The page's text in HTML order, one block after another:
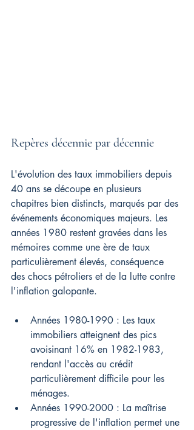
Repères décennie par décennie
L'évolution des taux immobiliers depuis
40 ans se découpe en plusieurs
chapitres bien distincts, marqués par des
événements économiques majeurs. Les
années 1980 restent gravées dans les
mémoires comme une ère de taux
particulièrement élevés, conséquence
des chocs pétroliers et de la lutte contre
l'inflation galopante.
Années 1980-1990 : Les taux
immobiliers atteignent des pics
avoisinant 16% en 1982-1983,
rendant l'accès au crédit
particulièrement difficile pour les
ménages.
Années 1990-2000 : La maîtrise
progressive de l'inflation permet une